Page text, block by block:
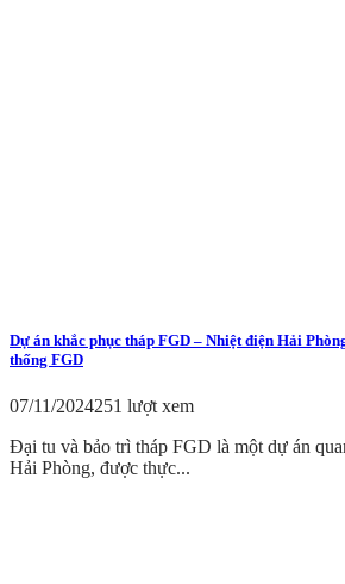
Dự án khắc phục tháp FGD – Nhiệt điện Hải
thống FGD
07/11/2024251 lượt xem
Đại tu và bảo trì tháp FGD là một dự án
Hải Phòng, được thực...